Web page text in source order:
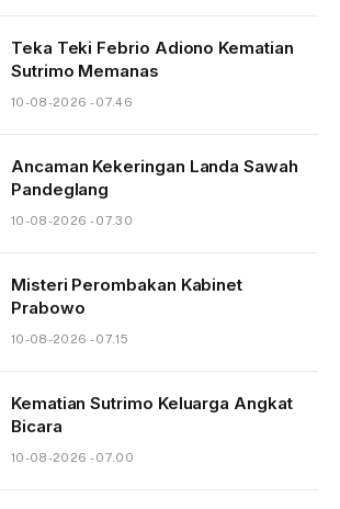
Teka Teki Febrio Adiono Kematian
Sutrimo Memanas
10-08-2026 - 07.46
Ancaman Kekeringan Landa Sawah
Pandeglang
10-08-2026 - 07.30
Misteri Perombakan Kabinet
Prabowo
10-08-2026 - 07.15
Kematian Sutrimo Keluarga Angkat
Bicara
10-08-2026 - 07.00